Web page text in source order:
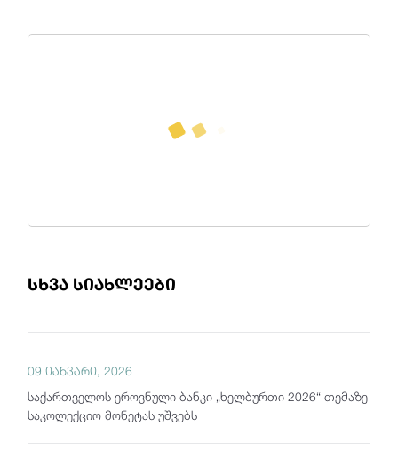
სხვა სიახლეები
09 იანვარი, 2026
საქართველოს ეროვნული ბანკი „ხელბურთი 2026“ თემაზე
საკოლექციო მონეტას უშვებს